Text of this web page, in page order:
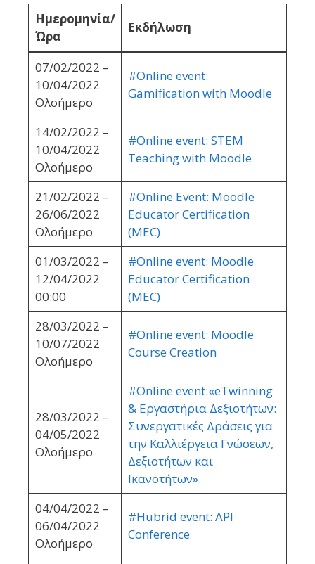
Ημερομηνία/
Ώρα
Εκδήλωση
07/02/2022 –
10/04/2022
Ολοήμερο
#Online event:
Gamification with Moodle
14/02/2022 –
10/04/2022
Ολοήμερο
#Online event: STEM
Teaching with Moodle
21/02/2022 –
26/06/2022
Ολοήμερο
#Online Event: Moodle
Educator Certification
(MEC)
01/03/2022 –
12/04/2022
00:00
#Online event: Moodle
Educator Certification
(MEC)
28/03/2022 –
10/07/2022
Ολοήμερο
#Online event: Moodle
Course Creation
28/03/2022 –
04/05/2022
Ολοήμερο
#Online event:«eTwinning
& Εργαστήρια Δεξιοτήτων:
Συνεργατικές Δράσεις για
την Καλλιέργεια Γνώσεων,
Δεξιοτήτων και
Ικανοτήτων»
04/04/2022 –
06/04/2022
Ολοήμερο
#Hubrid event: API
Conference